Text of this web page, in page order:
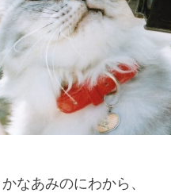
なあみのにわから、